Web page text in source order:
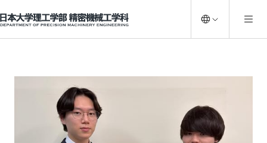
日本大学理工学部 精密機械工学科